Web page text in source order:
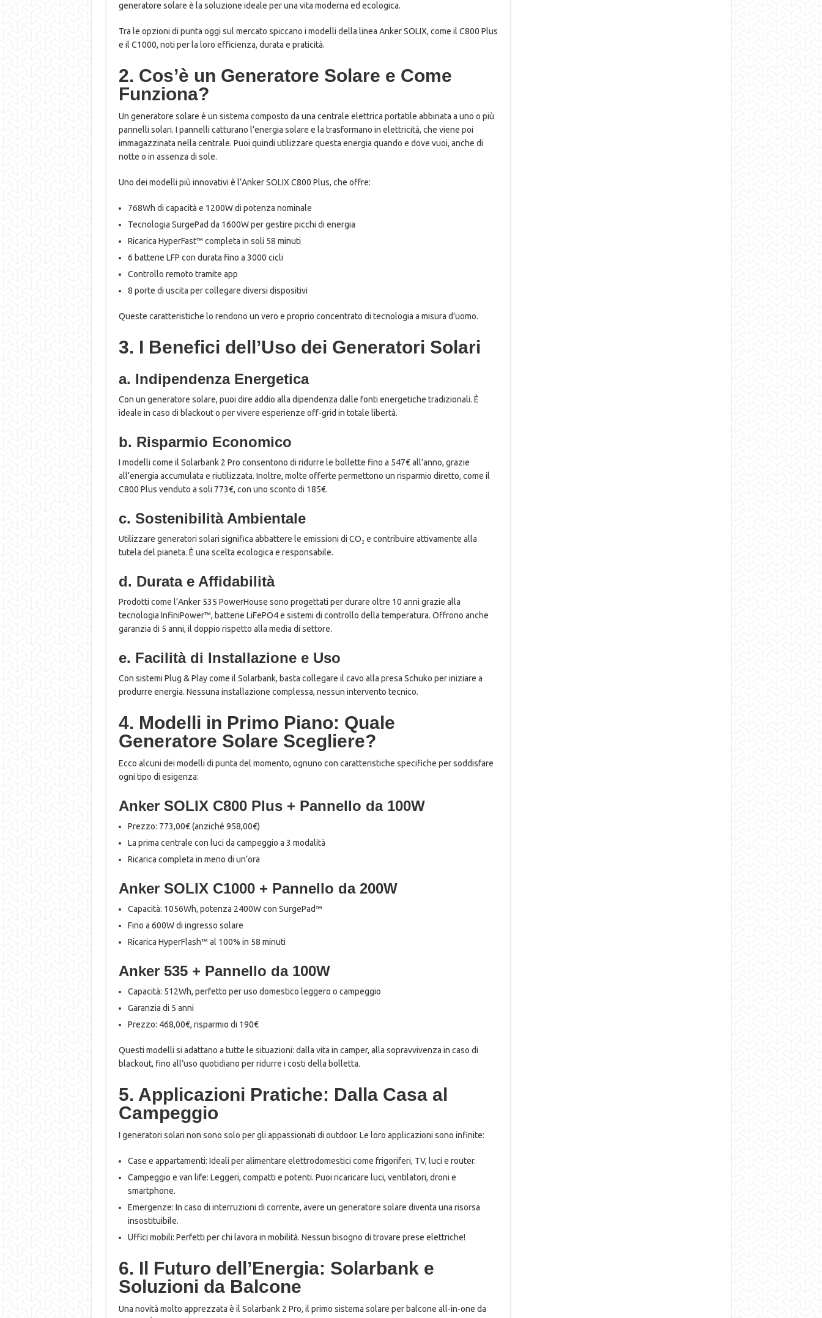
generatore solare è la soluzione ideale per una vita moderna ed ecologica.
Tra le opzioni di punta oggi sul mercato spiccano i modelli della linea Anker SOLIX, come il C800 Plus
e il C1000, noti per la loro efficienza, durata e praticità.
2. Cos’è un Generatore Solare e Come
Funziona?
Un generatore solare è un sistema composto da una centrale elettrica portatile abbinata a uno o più
pannelli solari. I pannelli catturano l’energia solare e la trasformano in elettricità, che viene poi
immagazzinata nella centrale. Puoi quindi utilizzare questa energia quando e dove vuoi, anche di
notte o in assenza di sole.
Uno dei modelli più innovativi è l’Anker SOLIX C800 Plus, che offre:
768Wh di capacità e 1200W di potenza nominale
Tecnologia SurgePad da 1600W per gestire picchi di energia
Ricarica HyperFast™ completa in soli 58 minuti
6 batterie LFP con durata fino a 3000 cicli
Controllo remoto tramite app
8 porte di uscita per collegare diversi dispositivi
Queste caratteristiche lo rendono un vero e proprio concentrato di tecnologia a misura d’uomo.
3. I Benefici dell’Uso dei Generatori Solari
a. Indipendenza Energetica
Con un generatore solare, puoi dire addio alla dipendenza dalle fonti energetiche tradizionali. È
ideale in caso di blackout o per vivere esperienze off-grid in totale libertà.
b. Risparmio Economico
I modelli come il Solarbank 2 Pro consentono di ridurre le bollette fino a 547€ all’anno, grazie
all’energia accumulata e riutilizzata. Inoltre, molte offerte permettono un risparmio diretto, come il
C800 Plus venduto a soli 773€, con uno sconto di 185€.
c. Sostenibilità Ambientale
Utilizzare generatori solari significa abbattere le emissioni di CO₂ e contribuire attivamente alla
tutela del pianeta. È una scelta ecologica e responsabile.
d. Durata e Affidabilità
Prodotti come l’Anker 535 PowerHouse sono progettati per durare oltre 10 anni grazie alla
tecnologia InfiniPower™, batterie LiFePO4 e sistemi di controllo della temperatura. Offrono anche
garanzia di 5 anni, il doppio rispetto alla media di settore.
e. Facilità di Installazione e Uso
Con sistemi Plug & Play come il Solarbank, basta collegare il cavo alla presa Schuko per iniziare a
produrre energia. Nessuna installazione complessa, nessun intervento tecnico.
4. Modelli in Primo Piano: Quale
Generatore Solare Scegliere?
Ecco alcuni dei modelli di punta del momento, ognuno con caratteristiche specifiche per soddisfare
ogni tipo di esigenza:
Anker SOLIX C800 Plus + Pannello da 100W
Prezzo: 773,00€ (anziché 958,00€)
La prima centrale con luci da campeggio a 3 modalità
Ricarica completa in meno di un’ora
Anker SOLIX C1000 + Pannello da 200W
Capacità: 1056Wh, potenza 2400W con SurgePad™
Fino a 600W di ingresso solare
Ricarica HyperFlash™ al 100% in 58 minuti
Anker 535 + Pannello da 100W
Capacità: 512Wh, perfetto per uso domestico leggero o campeggio
Garanzia di 5 anni
Prezzo: 468,00€, risparmio di 190€
Questi modelli si adattano a tutte le situazioni: dalla vita in camper, alla sopravvivenza in caso di
blackout, fino all’uso quotidiano per ridurre i costi della bolletta.
5. Applicazioni Pratiche: Dalla Casa al
Campeggio
I generatori solari non sono solo per gli appassionati di outdoor. Le loro applicazioni sono infinite:
Case e appartamenti: Ideali per alimentare elettrodomestici come frigoriferi, TV, luci e router.
Campeggio e van life: Leggeri, compatti e potenti. Puoi ricaricare luci, ventilatori, droni e
smartphone.
Emergenze: In caso di interruzioni di corrente, avere un generatore solare diventa una risorsa
insostituibile.
Uffici mobili: Perfetti per chi lavora in mobilità. Nessun bisogno di trovare prese elettriche!
6. Il Futuro dell’Energia: Solarbank e
Soluzioni da Balcone
Una novità molto apprezzata è il Solarbank 2 Pro, il primo sistema solare per balcone all-in-one da